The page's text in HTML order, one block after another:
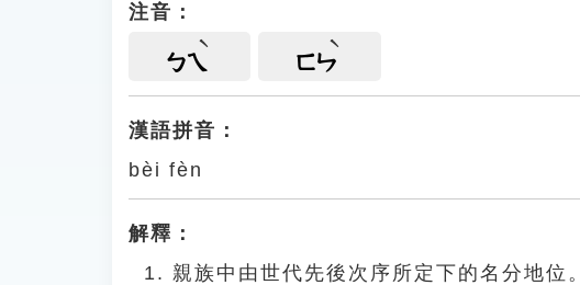
注音：
ㄅㄟ ㄈㄣ
漢語拼音：
bèi fèn
解釋：
親族中由世代先後次序所定下的名分地位。